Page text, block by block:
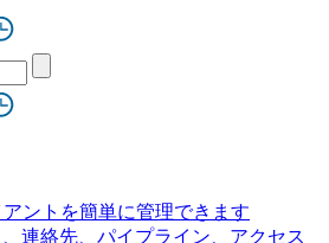
ントを簡単に管理できます
連絡先、パイプライン、アクセス